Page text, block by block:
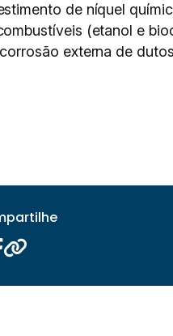
de níquel
(etanol e
externa de